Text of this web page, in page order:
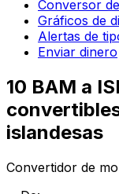
Conversor
Gráficos de
Alertas de
Enviar dinero
10 BAM a
islandesas
Convertidor de